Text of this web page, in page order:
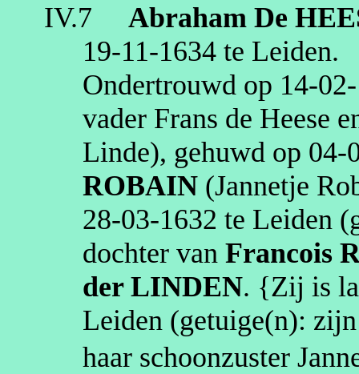
IV.7 Abraham De
19‑11‑1634 te Leiden.
Ondertrouwd op
vader Frans de Heese
Linde), gehuwd op
ROBAIN (Jannetje
28‑03‑1632 te Leiden
dochter vanFrancois
der LINDEN. {Zij is
Leiden (getuige(n):
haar schoonzuster